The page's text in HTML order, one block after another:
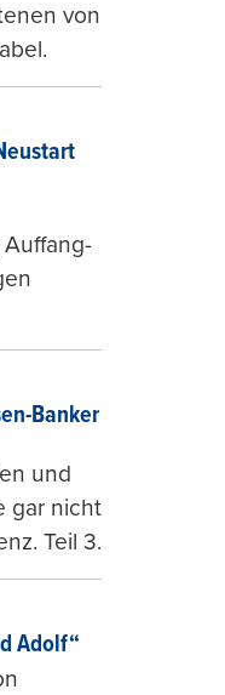
von
Banker
und
gar nicht
Teil 3.
Adolf“